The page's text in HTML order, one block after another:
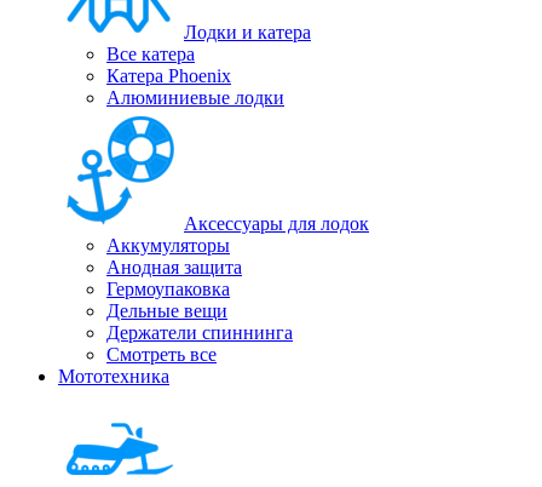
Лодки и катера
Все катера
Катера Phoenix
Алюминиевые лодки
Аксессуары для лодок
Аккумуляторы
Анодная защита
Гермоупаковка
Дельные вещи
Держатели спиннинга
Смотреть все
Мототехника